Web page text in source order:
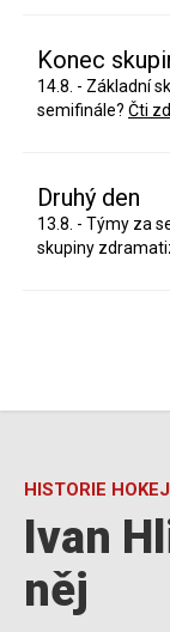
Konec
14.8. - Základní
semifinále? Čti
Druhý den
13.8. - Týmy za
skupiny
HISTORIE
Ivan
něj